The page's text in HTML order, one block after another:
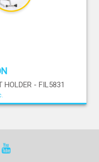
HOLDER - FIL5831